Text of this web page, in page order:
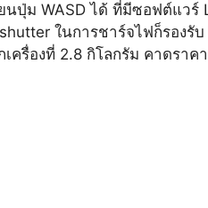
นปุ่ม WASD ได้ ที่มีซอฟต์แวร์
ในการชาร์จไฟก็รองรั
รื่องที่ 2.8 กิโลกรัม คาดราคา